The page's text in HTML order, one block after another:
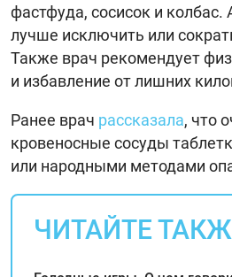
фастфуда, сосисок и колбас.
лучше исключить или
Также врач рекомендует
и избавление от лишних
Ранее врач рассказала, что
кровеносные сосуды
или народными методами
ЧИТАЙТЕ